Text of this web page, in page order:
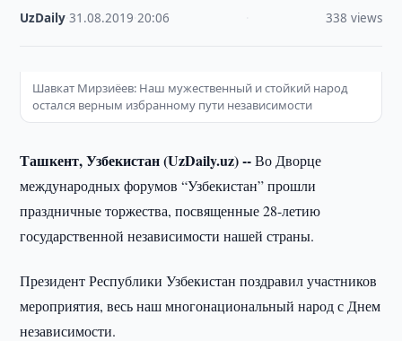
UzDaily ·31.08.2019 ·20:06 338 views
Шавкат Мирзиёев: Наш мужественный и стойкий народ
остался верным избранному пути независимости
Ташкент, Узбекистан (UzDaily.uz) --Во Дворце
международных форумов “Узбекистан” прошли
праздничные торжества, посвященные 28-летию
государственной независимости нашей страны.
Президент Республики Узбекистан поздравил участников
мероприятия, весь наш многонациональный народ с Днем
независимости.